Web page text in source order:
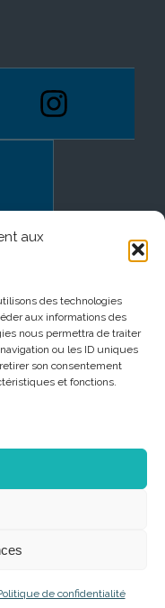
aux
des technologies
aux informations des
nous permettra de traiter
ou les ID uniques
son consentement
et fonctions.
de confidentialité
Légales - Politique de